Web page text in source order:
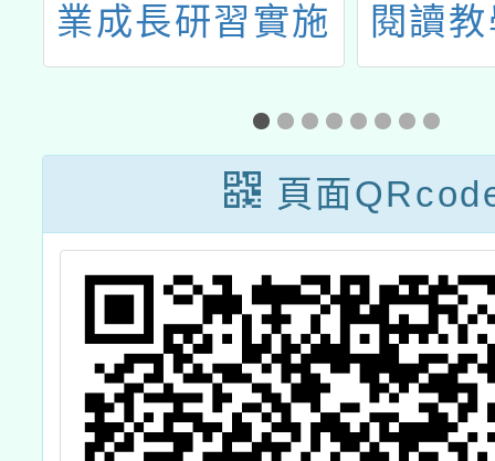
業成長研習實施
計畫─夢的N次
方多元工作坊─
南二區臺南場
閱讀
選
頁面